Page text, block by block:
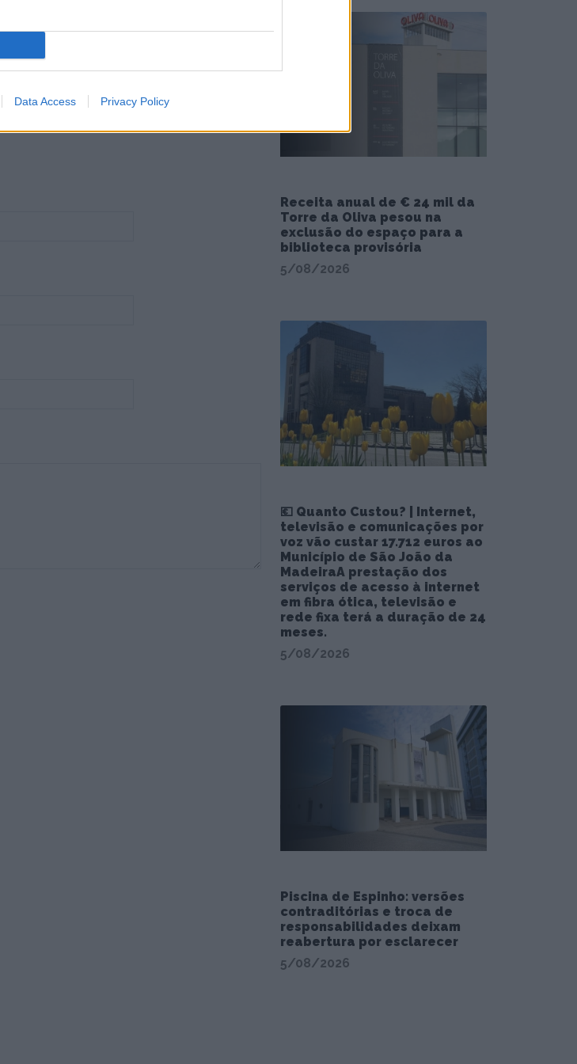
Data Access Privacy Policy
Receita anual de € 24 mil da
Torre da Oliva pesou na
exclusão do espaço para a
biblioteca provisória
5/08/2026
💶 Quanto Custou? | Internet,
televisão e comunicações por
voz vão custar 17.712 euros ao
Município de São João da
MadeiraA prestação dos
serviços de acesso à internet
em fibra ótica, televisão e
rede fixa terá a duração de 24
meses.
5/08/2026
Piscina de Espinho: versões
contraditórias e troca de
responsabilidades deixam
reabertura por esclarecer
5/08/2026